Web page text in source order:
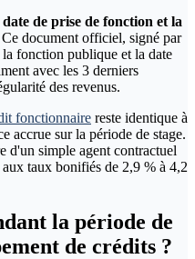
de prise de fonction et la
Ce document officiel, signé par
fonction publique et la date
avec les 3 derniers
des revenus.
fonctionnaire reste identique à
accrue sur la période de stage.
d'un simple agent contractuel
taux bonifiés de 2,9 % à 4,2
la période de
de crédits ?